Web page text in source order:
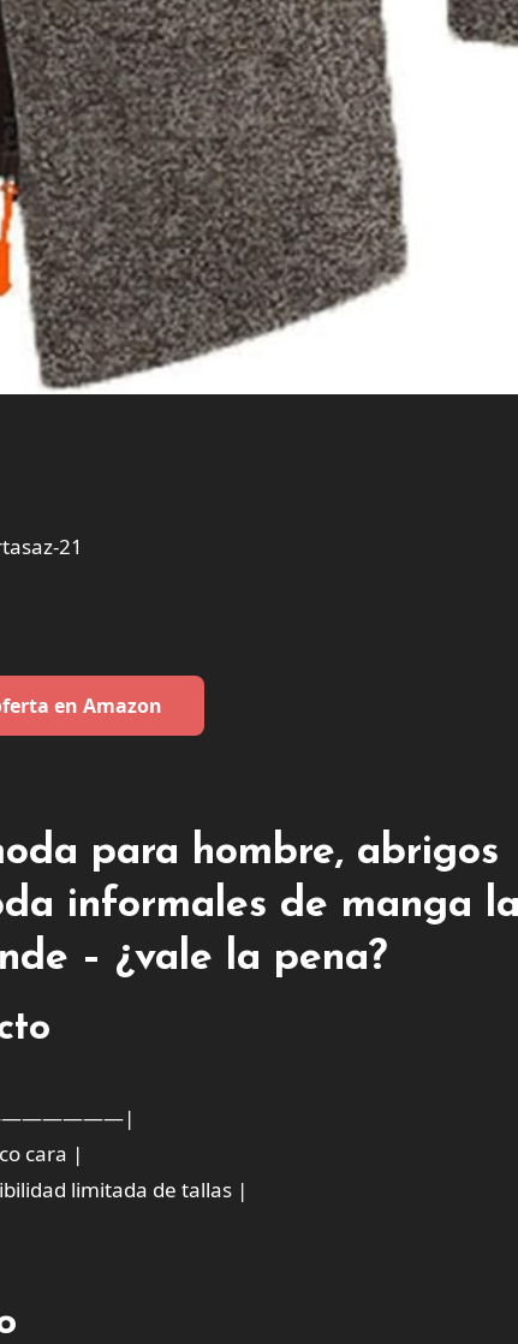
21
en Amazon
para hombre, abrigos
informales de manga
– ¿vale la pena?
cara |
limitada de tallas |